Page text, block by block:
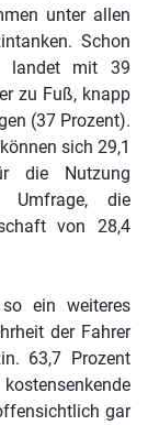
unter allen
Schon
landet mit 39
zu Fuß, knapp
(37 Prozent).
sich 29,1
die Nutzung
Umfrage, die
von 28,4
ein weiteres
der Fahrer
63,7 Prozent
gar